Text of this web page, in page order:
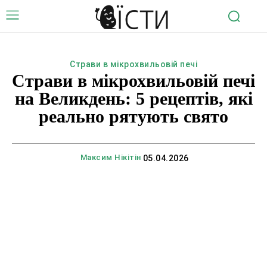
Страви в мікрохвильовій печі
Страви в мікрохвильовій печі
на Великдень: 5 рецептів, які
реально рятують свято
Максим Нікітін 05.04.2026